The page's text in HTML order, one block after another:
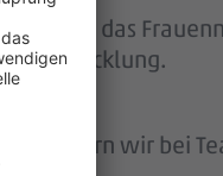
und das
feiern wir bei